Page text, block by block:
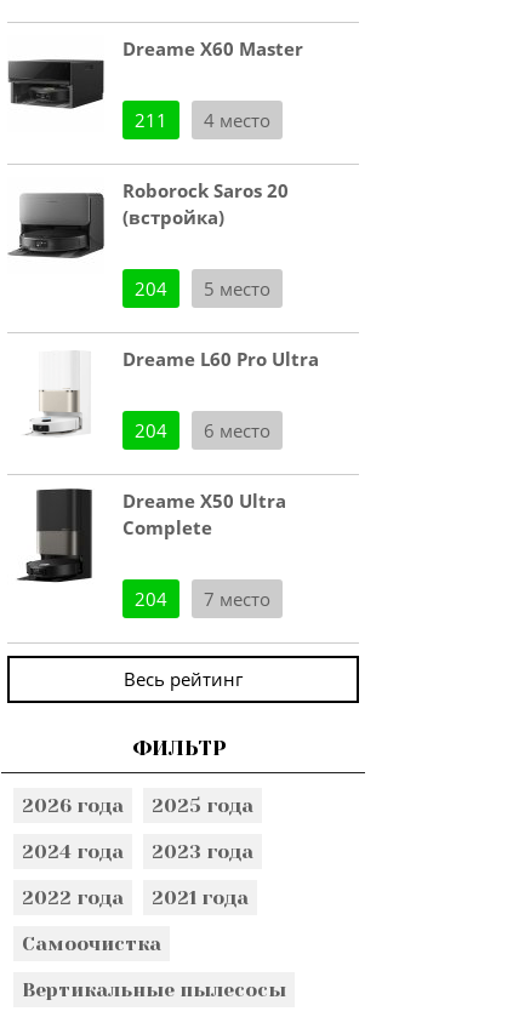
Dreame X60 Master
211 4 место
Roborock Saros 20
(встройка)
204 5 место
Dreame L60 Pro Ultra
204 6 место
Dreame X50 Ultra
Complete
204 7 место
Весь рейтинг
ФИЛЬТР
2026 года
2025 года
2024 года
2023 года
2022 года
2021 года
Самоочистка
Вертикальные пылесосы